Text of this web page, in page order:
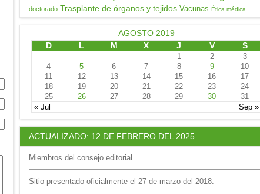
doctorado Trasplante de órganos y tejidos Vacunas Ética médica
AGOSTO 2019
D
L M X J V S
« Jul Sep »
1 2
3
4
5 6 7 8 9
10
11
12 13 14 15 16
17
18
19 20 21 22 23
24
25
26 27 28 29 30 31
ACTUALIZADO: 12 DE FEBRERO DEL 2025
Miembros del consejo editorial.
Sitio presentado oficialmente el 27 de marzo del 2018.